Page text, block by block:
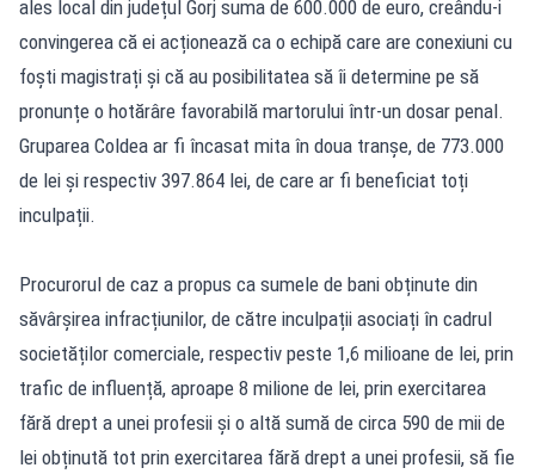
ales local din județul Gorj suma de 600.000 de euro, creându-i
convingerea că ei acționează ca o echipă care are conexiuni cu
foști magistrați și că au posibilitatea să îi determine pe să
pronunțe o hotărâre favorabilă martorului într-un dosar penal.
Gruparea Coldea ar fi încasat mita în doua tranșe, de 773.000
de lei și respectiv 397.864 lei, de care ar fi beneficiat toți
inculpații.
Procurorul de caz a propus ca sumele de bani obținute din
săvârșirea infracțiunilor, de către inculpații asociați în cadrul
societăților comerciale, respectiv peste 1,6 milioane de lei, prin
trafic de influență, aproape 8 milione de lei, prin exercitarea
fără drept a unei profesii și o altă sumă de circa 590 de mii de
lei obținută tot prin exercitarea fără drept a unei profesii, să fie